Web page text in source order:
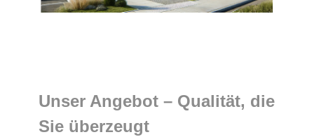
Unser Angebot – Qualität, die
Sie überzeugt